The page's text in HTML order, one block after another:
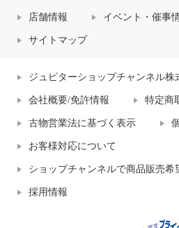
店舗情報 イベント・催事
サイトマップ
ジュピターショップチャンネル株
会社概要/免許情報 特定商
古物営業法に基づく表示
お客様対応について
ショップチャンネルで商品販売希
採用情報